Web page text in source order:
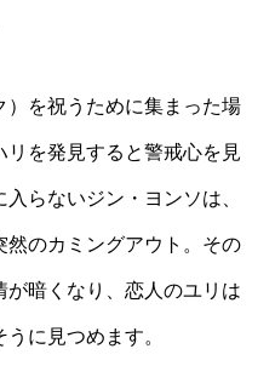
）を祝うために集まった場
リを発見すると警戒心を見
らないジン・ヨンソは、
然のカミングアウト。その
が暗くなり、恋人のユリは
に見つめます。